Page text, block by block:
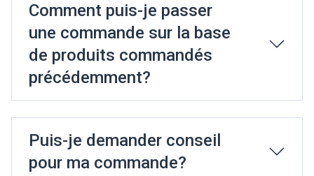
Comment puis-je passer
une commande sur la base
de produits commandés
précédemment?
Puis-je demander conseil
pour ma commande?